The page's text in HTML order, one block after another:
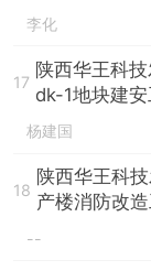
李化
17
陕西华王科
dk-1地块建
杨建国
18
陕西华王科
产楼消防改
--